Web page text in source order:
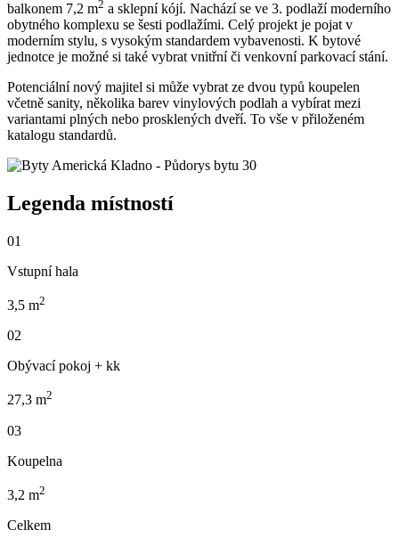
balkonem 7,2 m2 a sklepní kójí. Nachází se ve 3. podlaží moderního
obytného komplexu se šesti podlažími. Celý projekt je pojat v
moderním stylu, s vysokým standardem vybavenosti. K bytové
jednotce je možné si také vybrat vnitřní či venkovní parkovací stání.
Potenciální nový majitel si může vybrat ze dvou typů koupelen
včetně sanity, několika barev vinylových podlah a vybírat mezi
variantami plných nebo prosklených dveří. To vše v přiloženém
katalogu standardů.
Legenda místností
01
Vstupní hala
3,5 m2
02
Obývací pokoj + kk
27,3 m2
03
Koupelna
3,2 m2
Celkem